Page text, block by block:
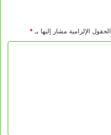
الحقول الإلزامية مشار إليها بـ *